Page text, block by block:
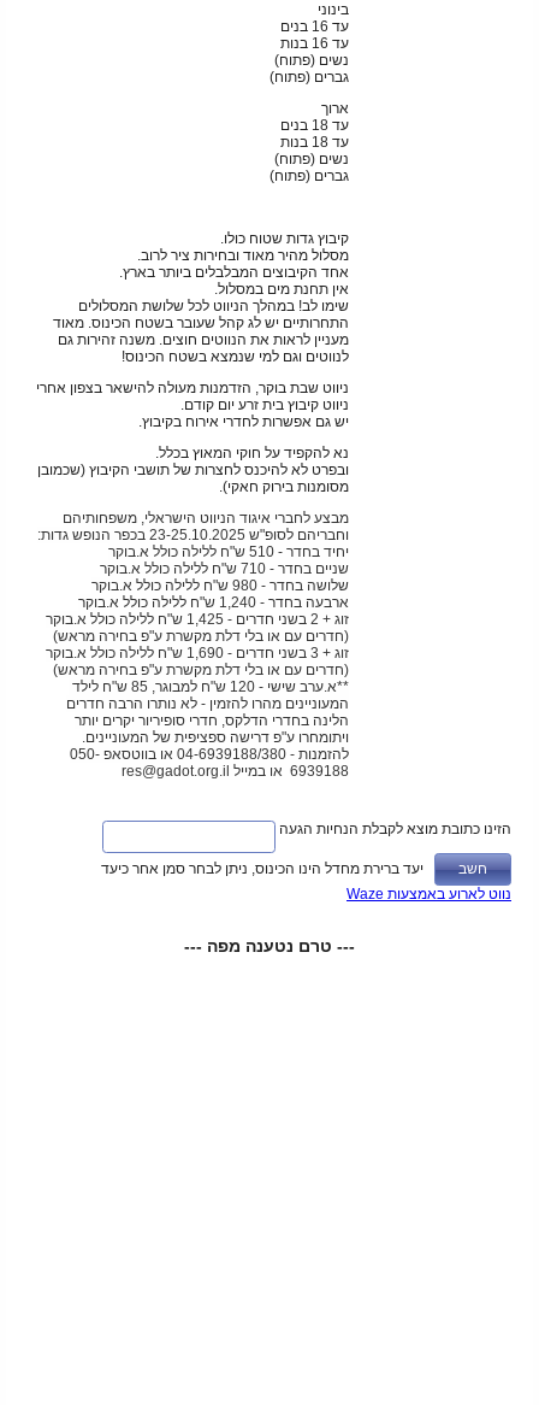
בינוני
עד 16 בנים
עד 16 בנות
נשים (פתוח)
גברים (פתוח)
ארוך
עד 18 בנים
עד 18 בנות
נשים (פתוח)
גברים (פתוח)
קיבוץ גדות שטוח כולו.
מסלול מהיר מאוד ובחירות ציר לרוב.
אחד הקיבוצים המבלבלים ביותר בארץ.
אין תחנת מים במסלול.
שימו לב! במהלך הניווט לכל שלושת המסלולים
התחרותיים יש לג קהל שעובר בשטח הכינוס. מאוד
מעניין לראות את הנווטים חוצים. משנה זהירות גם
לנווטים וגם למי שנמצא בשטח הכינוס!
ניווט שבת בוקר, הזדמנות מעולה להישאר בצפון אחרי
ניווט קיבוץ בית זרע יום קודם.
יש גם אפשרות לחדרי אירוח בקיבוץ.
נא להקפיד על חוקי המאוץ בכלל.
ובפרט לא להיכנס לחצרות של תושבי הקיבוץ (שכמובן
מסומנות בירוק חאקי).
מבצע לחברי איגוד הניווט הישראלי, משפחותיהם
וחבריהם לסופ"ש 23-25.10.2025 בכפר הנופש גדות:
יחיד בחדר - 510 ש"ח ללילה כולל א.בוקר
שניים בחדר - 710 ש"ח ללילה כולל א.בוקר
שלושה בחדר - 980 ש"ח ללילה כולל א.בוקר
ארבעה בחדר - 1,240 ש"ח ללילה כולל א.בוקר
זוג + 2 בשני חדרים - 1,425 ש"ח ללילה כולל א.בוקר
(חדרים עם או בלי דלת מקשרת ע"פ בחירה מראש)
זוג + 3 בשני חדרים - 1,690 ש"ח ללילה כולל א.בוקר
(חדרים עם או בלי דלת מקשרת ע"פ בחירה מראש)
**א.ערב שישי - 120 ש"ח למבוגר, 85 ש"ח לילד
המעוניינים מהרו להזמין - לא נותרו הרבה חדרים
הלינה בחדרי הדלקס, חדרי סופיריור יקרים יותר
ויתומחרו ע"פ דרישה ספציפית של המעוניינים.
להזמנות - 04-6939188/380 או בווטסאפ 050-
6939188 או במייל res@gadot.org.il
הזינו כתובת מוצא לקבלת הנחיות הגעה
יעד ברירת מחדל הינו הכינוס, ניתן לבחר סמן אחר כיעד
נווט לארוע באמצעות Waze
--- טרם נטענה מפה ---